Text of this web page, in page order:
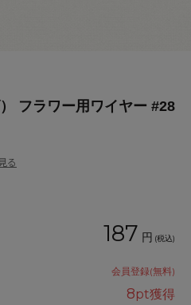
フラワー用ワイヤー #28
る
187 円 (税込)
会員登録(無料)
8pt獲得